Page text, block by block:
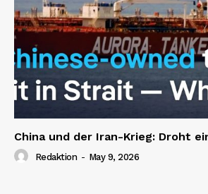
China und der Iran-Krieg: Droht
Redaktion - May 9, 2026